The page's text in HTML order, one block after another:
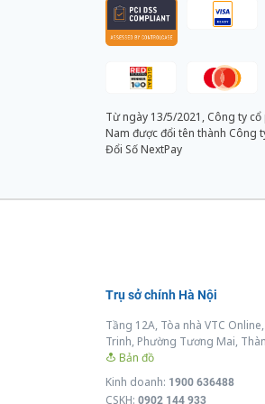
Từ ngày 13/5/2021, Công ty
Nam được đổi tên thành Công
Đổi Số NextPay
Trụ sở chính Hà Nội
Tầng 12A, Tòa nhà VTC
Trinh, Phường Tương Mai,
Bản đồ
Kinh doanh: 1900 636488
CSKH: 0902 144 933